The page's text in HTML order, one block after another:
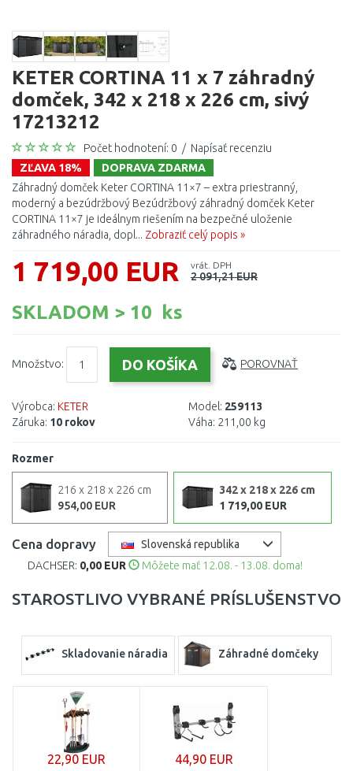
KETER CORTINA 11 x 7 záhradný
domček, 342 x 218 x 226 cm, sivý
17213212
Počet hodnotení: 0 / Napísať recenziu
ZĽAVA 18%
DOPRAVA ZDARMA
Záhradný domček Keter CORTINA 11×7 – extra priestranný,
moderný a bezúdržbový Bezúdržbový záhradný domček Keter
CORTINA 11×7 je ideálnym riešením na bezpečné uloženie
záhradného náradia, dopl... Zobraziť celý popis »
1 719,00 EUR vrát. DPH
2 091,21 EUR
SKLADOM > 10 ks
Množstvo: POROVNAŤ
Výrobca: KETER
Záruka: 10 rokov
Model: 259113
Váha: 211,00 kg
Rozmer
216 x 218 x 226 cm
954,00 EUR
342 x 218 x 226 cm
1 719,00 EUR
Cena dopravy
Slovenská republika
DACHSER: 0,00 EUR Môžete mať 12.08. - 13.08. doma!
STAROSTLIVO VYBRANÉ PRÍSLUŠENSTVO
Skladovanie náradia Záhradné domčeky
22,90 EUR 44,90 EUR